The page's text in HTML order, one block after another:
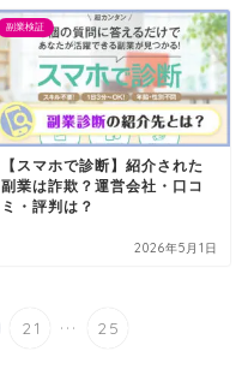
副業検証
【スマホで診断】紹介された
副業は詐欺？運営会社・口コ
ミ・評判は？
2026年5月1日
21 ... 25